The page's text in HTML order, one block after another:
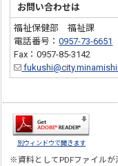
お問い合わせは
福祉保健部 福祉課
電話番号：0957-73-6651
Fax：0957-85-3142
別ウィンドウで開きます
※資料としてPDFファイル